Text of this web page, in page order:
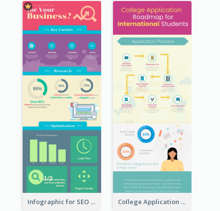
Infographic for SEO Marketing College Application Roadmap Infographic